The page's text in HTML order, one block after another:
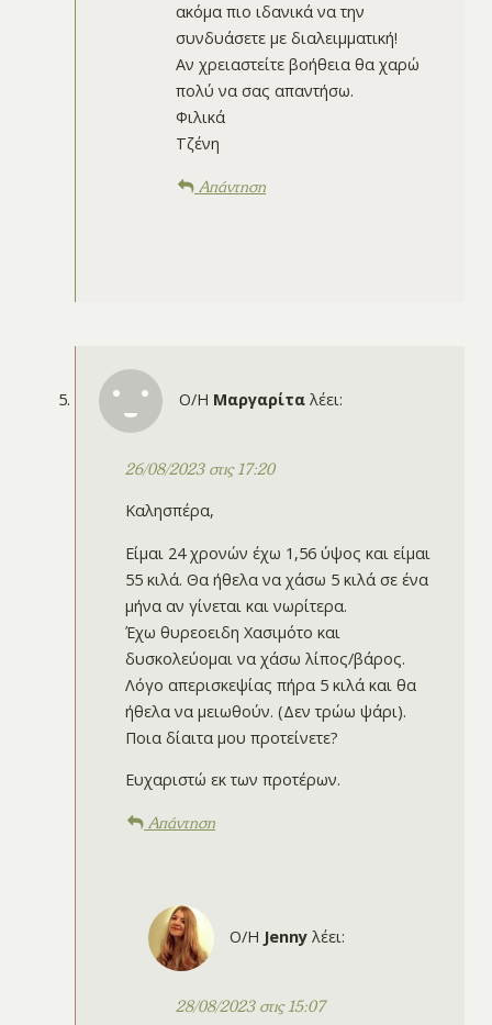
ακόμα πιο ιδανικά να την
συνδυάσετε με διαλειμματική!
Αν χρειαστείτε βοήθεια θα χαρώ
πολύ να σας απαντήσω.
Φιλικά
Τζένη
Απάντηση
Ο/Η Μαργαρίτα λέει:
26/08/2023 στις 17:20
Καλησπέρα,
Είμαι 24 χρονών έχω 1,56 ύψος και είμαι
55 κιλά. Θα ήθελα να χάσω 5 κιλά σε ένα
μήνα αν γίνεται και νωρίτερα.
Έχω θυρεοειδη Χασιμότο και
δυσκολεύομαι να χάσω λίπος/βάρος.
Λόγο απερισκεψίας πήρα 5 κιλά και θα
ήθελα να μειωθούν. (Δεν τρώω ψάρι).
Ποια δίαιτα μου προτείνετε?
Ευχαριστώ εκ των προτέρων.
Απάντηση
Ο/Η Jenny λέει:
28/08/2023 στις 15:07